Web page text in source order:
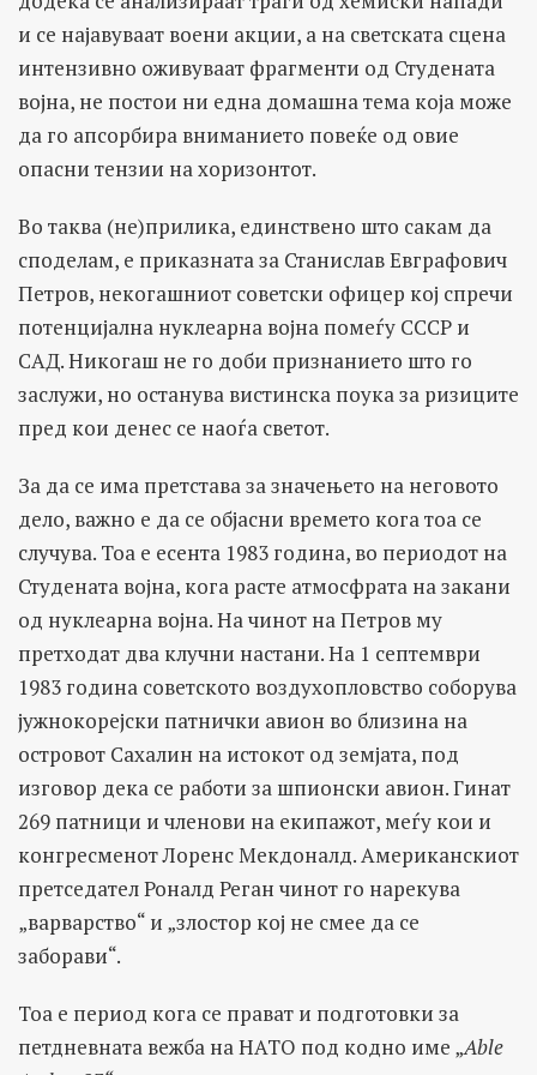
и се најавуваат воени акции, а на светската сцена
интензивно оживуваат фрагменти од Студената
војна, не постои ни една домашна тема која може
да го апсорбира вниманието повеќе од овие
опасни тензии на хоризонтот.
Во таква (не)прилика, единствено што сакам да
споделам, е приказната за Станислав Евграфович
Петров, некогашниот советски офицер кој спречи
потенцијална нуклеарна војна помеѓу СССР и
САД. Никогаш не го доби признанието што го
заслужи, но останува вистинска поука за ризиците
пред кои денес се наоѓа светот.
За да се има претстава за значењето на неговото
дело, важно е да се објасни времето кога тоа се
случува. Тоа е есента 1983 година, во периодот на
Студената војна, кога расте атмосфрата на закани
од нуклеарна војна. На чинот на Петров му
претходат два клучни настани. На 1 септември
1983 година советското воздухопловство соборува
јужнокорејски патнички авион во близина на
островот Сахалин на истокот од земјата, под
изговор дека се работи за шпионски авион. Гинат
269 патници и членови на екипажот, меѓу кои и
конгресменот Лоренс Мекдоналд. Американскиот
претседател Роналд Реган чинот го нарекува
„варварство“ и „злостор кој не смее да се
заборави“.
Тоа е период кога се прават и подготовки за
петдневната вежба на НАТО под кодно име „Able